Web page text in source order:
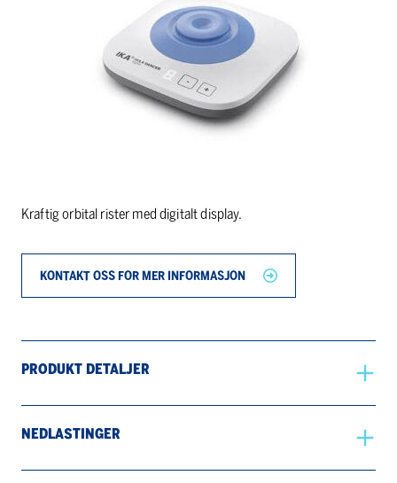
Kraftig orbital rister med digitalt display.
KONTAKT OSS FOR MER INFORMASJON
PRODUKT DETALJER
NEDLASTINGER